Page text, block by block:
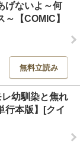
げないよ～何
【COMIC】
無料立読み
幼馴染と焦れ
行本版】[クイ